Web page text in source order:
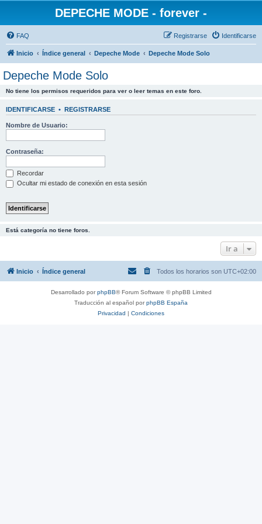
DEPECHE MODE - forever -
FAQ Identificarse
Registrarse
Inicio Índice general Depeche Mode Depeche Mode Solo
Depeche Mode Solo
No tiene los permisos requeridos para ver o leer temas en este foro.
IDENTIFICARSE • REGISTRARSE
Nombre de Usuario:
Contraseña:
Recordar
Ocultar mi estado de conexión en esta sesión
Está categoría no tiene foros.
Ir a
Inicio Índice general Todos los horarios son UTC+02:00
Desarrollado porphpBB® Forum Software © phpBB Limited
Traducción al español porphpBB España
Privacidad | Condiciones